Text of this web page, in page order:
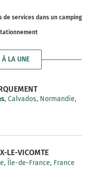
de services dans un camping
À LA UNE
, Calvados, Normandie,
LE-VICOMTE
Île-de-France, France